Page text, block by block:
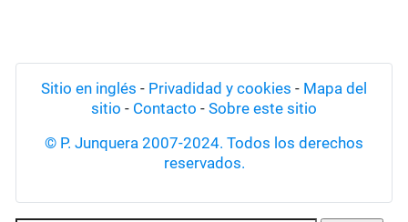
Sitio en inglés - Privadidad y cookies - Mapa del
sitio - Contacto - Sobre este sitio
© P. Junquera 2007-2024. Todos los derechos
reservados.